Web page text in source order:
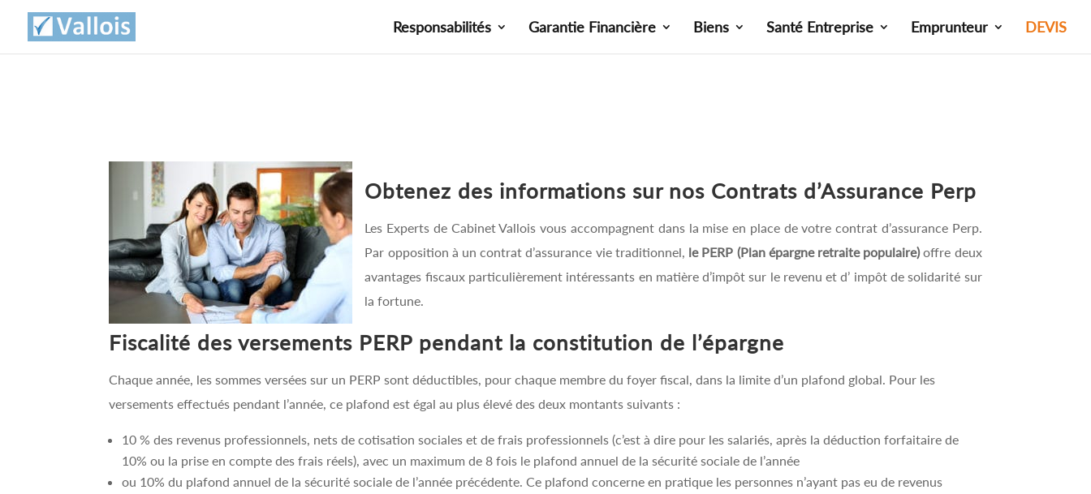
Responsabilités Garantie Financière Biens Santé Entreprise Emprunteur DEVIS
Obtenez des informations sur nos Contrats d’Assurance Perp
Les Experts de Cabinet Vallois vous accompagnent dans la mise en place de votre contrat d’assurance Perp.
Par opposition à un contrat d’assurance vie traditionnel, le PERP (Plan épargne retraite populaire)offre deux
avantages fiscaux particulièrement intéressants en matière d’impôt sur le revenu et d’ impôt de solidarité sur
la fortune.
Fiscalité des versements PERP pendant la constitution de l’épargne
Chaque année, les sommes versées sur un PERP sont déductibles, pour chaque membre du foyer fiscal, dans la limite d’un plafond global. Pour les
versements effectués pendant l’année, ce plafond est égal au plus élevé des deux montants suivants :
10 % des revenus professionnels, nets de cotisation sociales et de frais professionnels (c’est à dire pour les salariés, après la déduction forfaitaire de
10% ou la prise en compte des frais réels), avec un maximum de 8 fois le plafond annuel de la sécurité sociale de l’année
ou 10% du plafond annuel de la sécurité sociale de l’année précédente. Ce plafond concerne en pratique les personnes n’ayant pas eu de revenus